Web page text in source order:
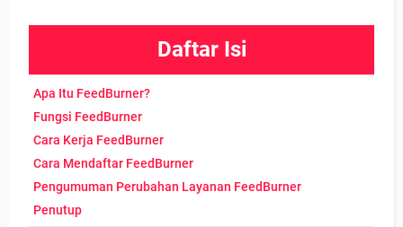
Daftar Isi
Apa Itu FeedBurner?
Fungsi FeedBurner
Cara Kerja FeedBurner
Cara Mendaftar FeedBurner
Pengumuman Perubahan Layanan FeedBurner
Penutup